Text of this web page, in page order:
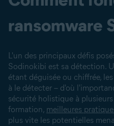
ransomware
L'un des principaux défis
Sodinokibi est sa détection.
étant déguisée ou chiffrée,
à le détecter – d'où
sécurité holistique à
formation, meilleures
plus vite les potentielles